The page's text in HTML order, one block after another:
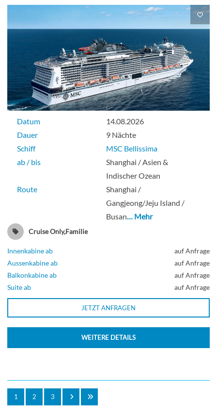
Datum
14.08.2026
Dauer
9 Nächte
Schiff
MSC Bellissima
ab / bis
Shanghai / Asien &
Indischer Ozean
Route
Shanghai /
Gangjeong/Jeju Island /
Busan… Mehr
Cruise Only,Familie
Innenkabine ab
auf Anfrage
Aussenkabine ab
auf Anfrage
Balkonkabine ab
auf Anfrage
Suite ab
auf Anfrage
JETZT ANFRAGEN
WEITERE DETAILS
1 2 3